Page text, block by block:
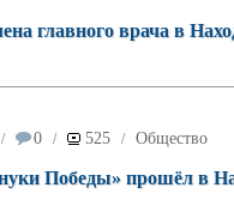
главного врача в
/ 0 / 525 / Общество
Победы» прошёл в